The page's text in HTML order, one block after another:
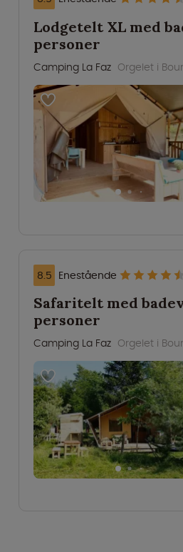
Lodgetelt XL med
personer
Camping La Faz Orgelet i
8.5 Enestående
Safaritelt med
personer
Camping La Faz Orgelet i